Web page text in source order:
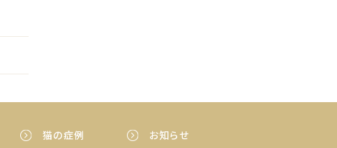
猫の症例 お知らせ